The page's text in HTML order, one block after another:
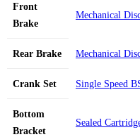
Front
Brake
Mechanical
Rear Brake Mechanical
Crank Set Single Speed
Bottom
Bracket
Sealed